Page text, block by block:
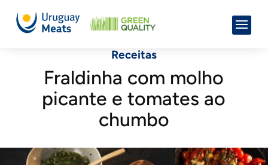
Receitas
Fraldinha com molho
picante e tomates ao
chumbo